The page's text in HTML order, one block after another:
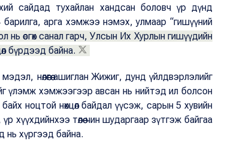
сайдад тухайлан хандсан боловч үр дүнд
барилга, арга хэмжээ нэмэх, улмаар “гишүүний
өсгөх санал гарч, Улсын Их Хурлын гишүүдийн
бүрдээд байна.
нөлөөгөө ашиглан Жижиг, дунд үйлдвэрлэлийг
үлэмж хэмжээгээр авсан нь нийтэд ил болсон
ноцтой нөхцөл байдал үүсэж, сарын 5 хувийн
төлөө чин шударгаар зүтгэж байгаа
нь хүргээд байна.